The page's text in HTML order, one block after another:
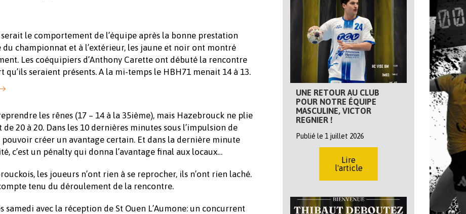
le comportement de l’équipe après la bonne prestation
du championnat et à l’extérieur, les jaune et noir ont montré
Les coéquipiers d’Anthony Carette ont débuté la rencontre
seraient présents. A la mi-temps le HBH71 menait 14 à 13.
les rênes (17 – 14 à la 35ième), mais Hazebrouck ne plie
20 à 20. Dans les 10 dernières minutes sous l’impulsion de
pouvoir créer un avantage certain. Et dans la dernière minute
c’est un pénalty qui donna l’avantage final aux locaux…
les joueurs n’ont rien à se reprocher, ils n’ont rien laché.
tenu du déroulement de la rencontre.
avec la réception de St Ouen L’Aumone: un concurrent
UNE RETOUR AU CLUB
POUR NOTRE ÉQUIPE
MASCULINE, VICTOR
REGNIER !
Publié le 1 juillet 2026
Lire
l'article